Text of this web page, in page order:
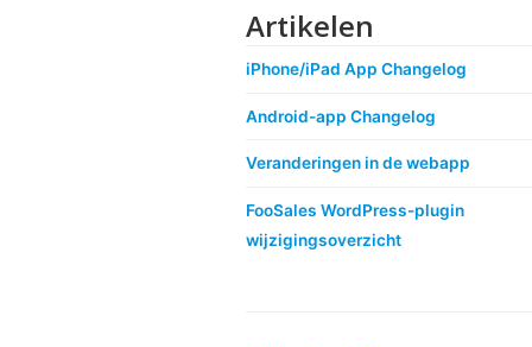
Artikelen
iPhone/iPad App Changelog
Android-app Changelog
Veranderingen in de webapp
FooSales WordPress-plugin
wijzigingsoverzicht